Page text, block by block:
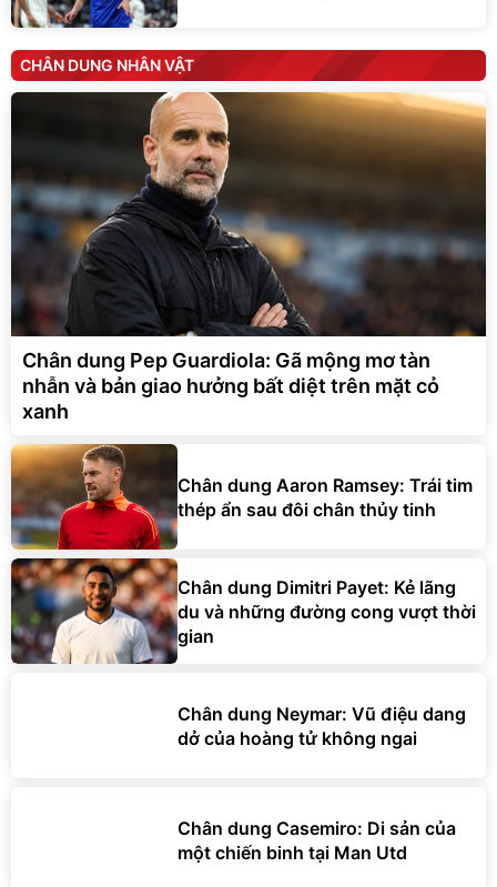
CHÂN DUNG NHÂN VẬT
Chân dung Pep Guardiola: Gã mộng mơ tàn
nhẫn và bản giao hưởng bất diệt trên mặt cỏ
xanh
Chân dung Aaron Ramsey: Trái tim
thép ẩn sau đôi chân thủy tinh
Chân dung Dimitri Payet: Kẻ lãng
du và những đường cong vượt thời
gian
Chân dung Neymar: Vũ điệu dang
dở của hoàng tử không ngai
Chân dung Casemiro: Di sản của
một chiến binh tại Man Utd